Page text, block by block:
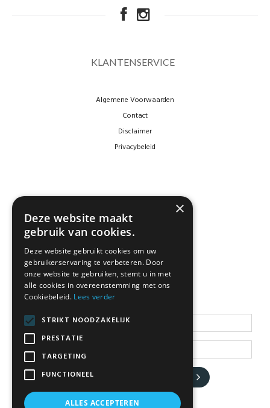
KLANTENSERVICE
Algemene Voorwaarden
Contact
Disclaimer
Privacybeleid
NEWSLETTER
Blijf op de hoogte
JA, HOU ME OP DE HOOGTE
×
Deze website maakt
gebruik van cookies.
Deze website gebruikt cookies om uw
gebruikerservaring te verbeteren. Door
onze website te gebruiken, stemt u in met
alle cookies in overeenstemming met ons
Cookiebeleid. Lees verder
STRIKT NOODZAKELIJK
PRESTATIE
TARGETING
FUNCTIONEEL
ALLES ACCEPTEREN